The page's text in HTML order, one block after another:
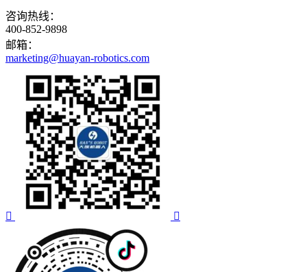
咨询热线：
400-852-9898
邮箱：
marketing@huayan-robotics.com